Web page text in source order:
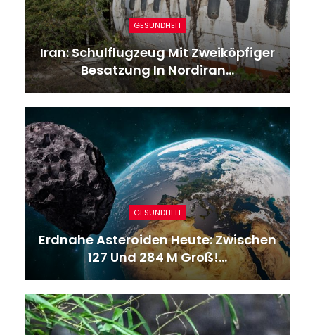
GESUNDHEIT
Iran: Schulflugzeug Mit Zweiköpfiger
Besatzung In Nordiran…
GESUNDHEIT
Erdnahe Asteroiden Heute: Zwischen
127 Und 284 M Groß!…